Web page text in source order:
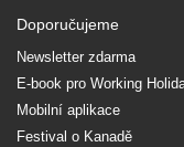
Doporučujeme
Newsletter zdarma
E-book pro Working
Mobilní aplikace
Festival o Kanadě